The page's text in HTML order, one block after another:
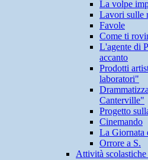
La volpe
Lavori sulle
Favole
Come ti
L'agente di
accanto
Prodotti
laboratori"
Canterville"
Progetto
Cinemando
La Giornata
Orrore a S.
Attività scolastiche